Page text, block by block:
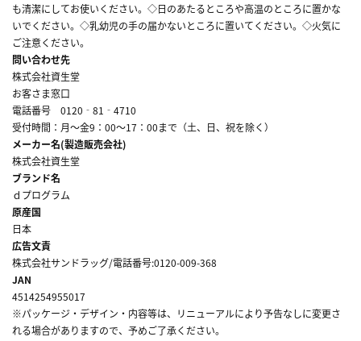
も清潔にしてお使いください。◇日のあたるところや高温のところに置かな
いでください。◇乳幼児の手の届かないところに置いてください。◇火気に
ご注意ください。
問い合わせ先
株式会社資生堂
お客さま窓口
電話番号 0120‐81‐4710
受付時間：月～金9：00～17：00まで（土、日、祝を除く）
メーカー名(製造販売会社)
株式会社資生堂
ブランド名
ｄプログラム
原産国
日本
広告文責
株式会社サンドラッグ/電話番号:0120-009-368
JAN
4514254955017
※パッケージ・デザイン・内容等は、リニューアルにより予告なしに変更さ
れる場合がありますので、予めご了承ください。